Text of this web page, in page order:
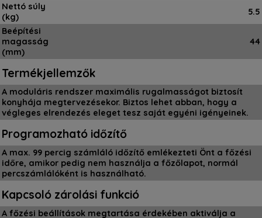
Nettó súly
(kg)
5.5
Beépítési
magasság
(mm)
44
Termékjellemzők
A moduláris rendszer maximális rugalmasságot biztosít
konyhája megtervezésekor. Biztos lehet abban, hogy a
végleges elrendezés eleget tesz saját egyéni igényeinek.
Programozható időzítő
A max. 99 percig számláló időzítő emlékezteti Önt a főzési
időre, amikor pedig nem használja a főzőlapot, normál
percszámlálóként is használható.
Kapcsoló zárolási funkció
A főzési beállítások megtartása érdekében aktiválja a